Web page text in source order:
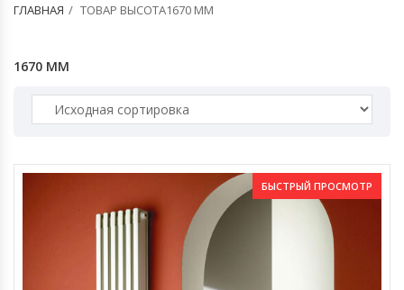
ГЛАВНАЯ ТОВАР ВЫСОТА1670 ММ
1670 ММ
БЫСТРЫЙ ПРОСМОТР